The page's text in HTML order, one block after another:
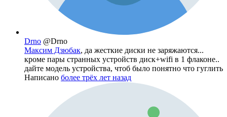
Drno @Drno
Максим Дзюбак, да жесткие диски не заряжаются...
кроме пары странных устройств диск+wifi в 1 флаконе..
дайте модель устройства, чтоб было понятно что гуглить
Написано более трёх лет назад